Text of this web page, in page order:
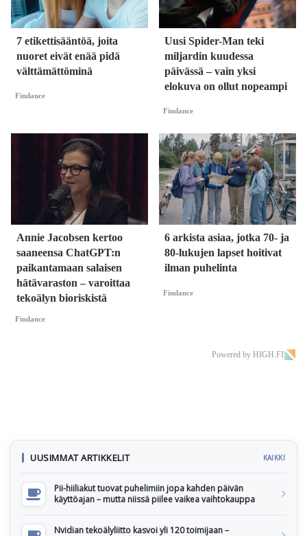
7 etikettisääntöä, joita
nuoret eivät enää pidä
välttämättöminä
Findance
Uusi Spider-Man teki
miljardin kuudessa
päivässä – vain yksi
elokuva on ollut nopeampi
Findance
Annie Jacobsen kertoo
saaneensa ChatGPT:n
paikantamaan salaisen
hätävaraston – varoittaa
tekoälyn bioriskistä
Findance
6 arkista asiaa, jotka 70- ja
80-lukujen lapset hoitivat
ilman puhelinta
Findance
Powered by HIGH.FI
UUSIMMAT ARTIKKELIT KAIKKI
Pii-hiiliakut tuovat puhelimiin jopa kahden päivän
käyttöajan – mutta niissä piilee vaikea vaihtokauppa
Nvidian tekoälyliitto kasvoi yli 120 toimijaan –